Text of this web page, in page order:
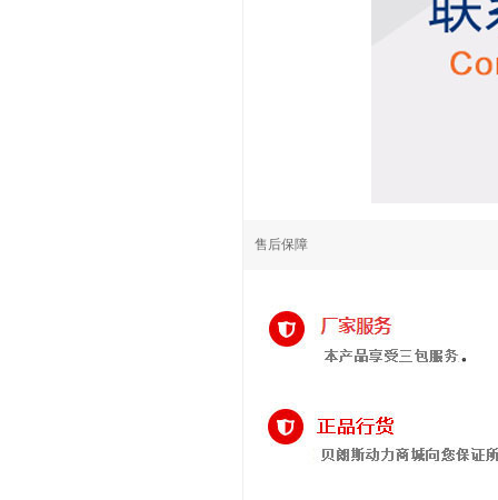
售后保障